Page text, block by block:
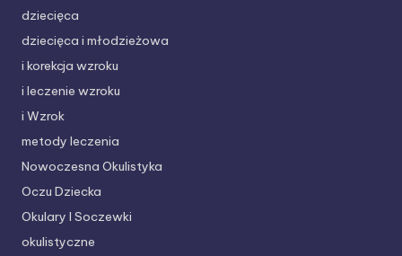
dziecięca
dziecięca i młodzieżowa
i korekcja wzroku
i leczenie wzroku
i Wzrok
metody leczenia
Nowoczesna Okulistyka
Oczu Dziecka
Okulary I Soczewki
okulistyczne